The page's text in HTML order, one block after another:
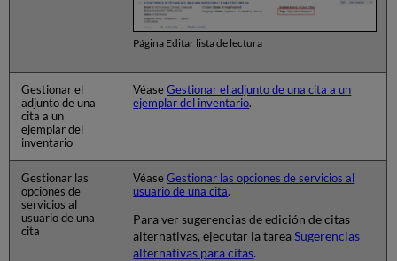
Página Editar lista de lectura
Gestionar el
adjunto de una
cita a un
ejemplar del
inventario
VéaseGestionar el adjunto de una cita a un
ejemplar del inventario.
Gestionar las
opciones de
servicios al
usuario de una
cita
VéaseGestionar las opciones de servicios al
usuario de una cita.
Para ver sugerencias de edición de citas
alternativas, ejecutar la tareaSugerencias
alternativas para citas.